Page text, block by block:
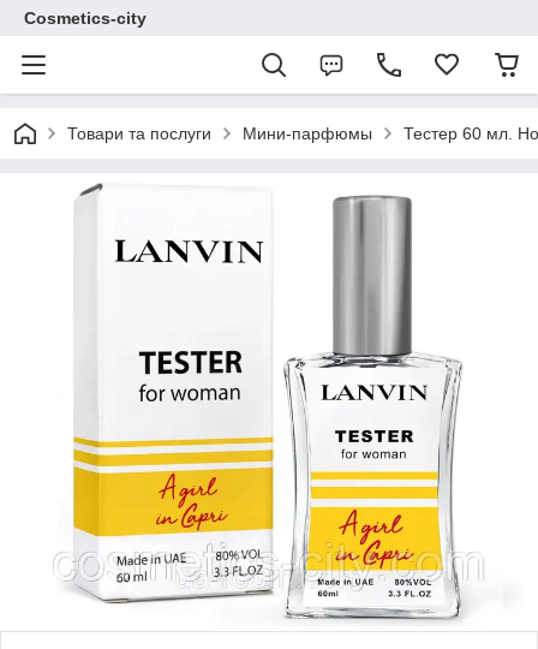
Cosmetics-city
Товари та послуги Мини-парфюмы Тестер 60 мл.